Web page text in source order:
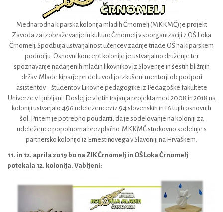
Mednarodna kiparska kolonija mladih Črnomelj (MKKMČ) je projekt
Zavoda za izobraževanje in kulturo Črnomelj v soorganizaciji z OŠ Loka
Črnomelj. Spodbuja ustvarjalnost učencev zadnje triade OŠ na kiparskem
področju. Osnovni koncept kolonije je ustvarjalno druženje ter
spoznavanje nadarjenih mladih likovnikov iz Slovenije in šestih bližnjih
držav. Mlade kiparje pri delu vodijo izkušeni mentorji ob podpori
asistentov – študentov Likovne pedagogike iz Pedagoške fakultete
Univerze v Ljubljani. Doslej je v letih trajanja projekta med 2008 in 2018 na
koloniji ustvarjalo 496 udeležencev iz 94 slovenskih in 16 tujih osnovnih
šol. Pri tem je potrebno poudariti, da je sodelovanje na koloniji za
udeležence popolnoma brezplačno. MKKMČ strokovno sodeluje s
partnersko kolonijo iz Ernestinovega v Slavoniji na Hrvaškem.
11. in 12. aprila 2019 bo na ZIK Črnomelj in OŠ Loka Črnomelj
potekala 12. kolonija. Vabljeni: